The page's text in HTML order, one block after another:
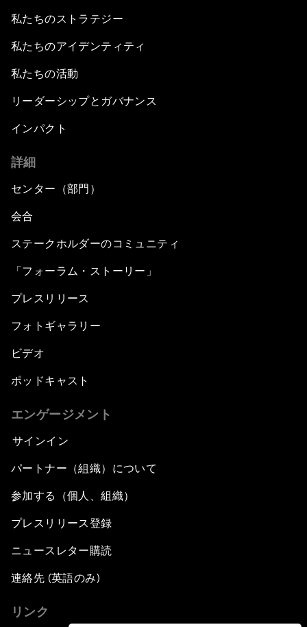
私たちのストラテジー
私たちのアイデンティティ
私たちの活動
リーダーシップとガバナンス
インパクト
詳細
センター（部門）
会合
ステークホルダーのコミュニティ
「フォーラム・ストーリー」
プレスリリース
フォトギャラリー
ビデオ
ポッドキャスト
エンゲージメント
サインイン
パートナー（組織）について
参加する（個人、組織）
プレスリリース登録
ニュースレター購読
連絡先 (英語のみ)
リンク